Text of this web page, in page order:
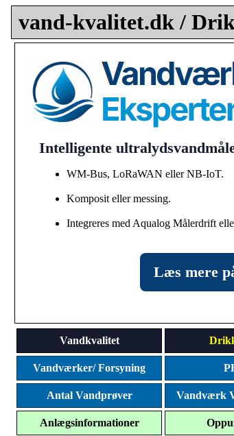
vand-kvalitet.dk /
Intelligente
WM-Bus, LoRaWAN eller NB-IoT.
Komposit eller messing.
Integreres med Aqualog Målerdrift
Læs mere
Vandkvalitet
Vandværker/ Forsyning
Antal Vandprøver Vandværk
Anlægsinformationer